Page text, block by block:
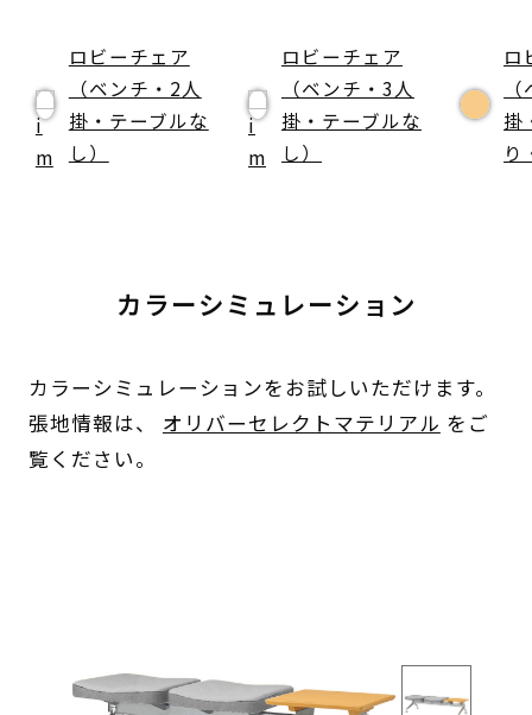
ロビーチェア
（ベンチ・2人
掛・テーブルな
し）
ロビーチェア
（ベンチ・3人
掛・テーブルな
し）
ロ
掛
り
カラーシミュレーション
カラーシミュレーションをお試しいただけます。
張地情報は、 オリバーセレクトマテリアル をご
覧ください。